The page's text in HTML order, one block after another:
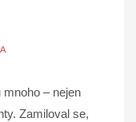
mnoho – nejen
Zamiloval se,